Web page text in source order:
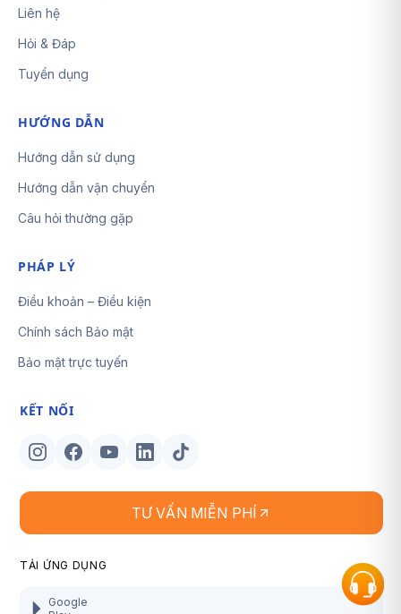
Liên hệ
Hỏi & Đáp
Tuyển dụng
HƯỚNG DẪN
Hướng dẫn sử dụng
Hướng dẫn vận chuyển
Câu hỏi thường gặp
PHÁP LÝ
Điều khoản – Điều kiện
Chính sách Bảo mật
Bảo mật trực tuyến
KẾT NỐI
TƯ VẤN MIỄN PHÍ
TẢI ỨNG DỤNG
Google